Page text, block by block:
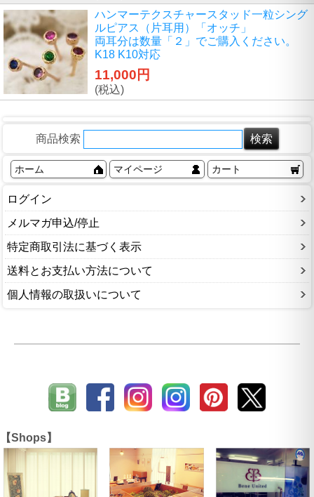
ハンマーテクスチャースタッド一粒シング
ルピアス（片耳用）「オッチ」
両耳分は数量「２」でご購入ください。
K18 K10対応
11,000円
(税込)
商品検索
ホーム マイページ カート
ログイン
メルマガ申込/停止
特定商取引法に基づく表示
送料とお支払い方法について
個人情報の取扱いについて
【Shops】